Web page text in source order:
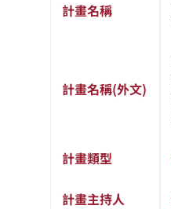
計畫名稱
計畫名稱(外文)
計畫類型
計畫主持人